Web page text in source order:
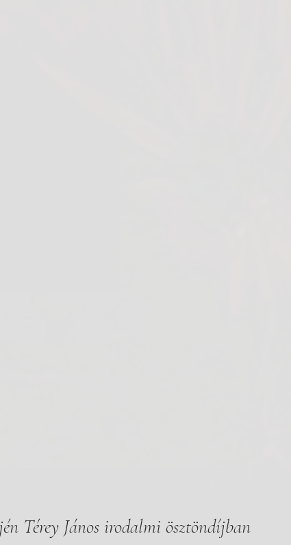
Térey János irodalmi ösztöndíjban